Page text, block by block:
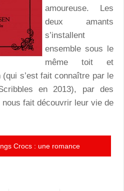
amoureuse. Les
deux amants
s’installent
ensemble sous le
même toit et
(qui s’est fait connaître par le
en 2013), par des
nous fait découvrir leur vie de
Crocs : une romance